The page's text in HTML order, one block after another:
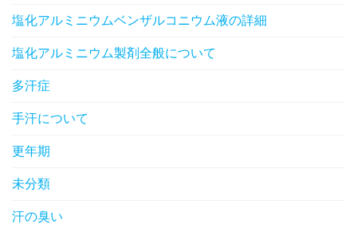
塩化アルミニウムベンザルコニウム液の詳細
塩化アルミニウム製剤全般について
多汗症
手汗について
更年期
未分類
汗の臭い